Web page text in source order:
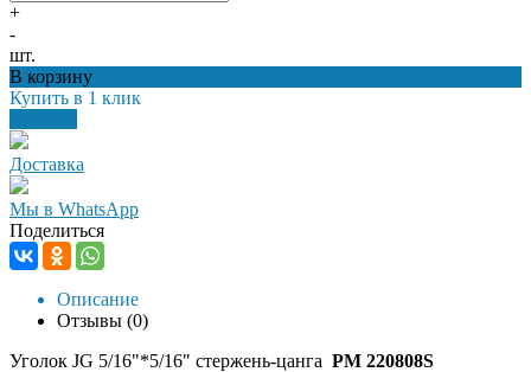
+
-
шт.
В корзину
Купить в 1 клик
Доставка
Мы в WhatsApp
Поделиться
Описание
Отзывы (0)
Уголок JG 5/16"*5/16" стержень-цанга PM 220808S